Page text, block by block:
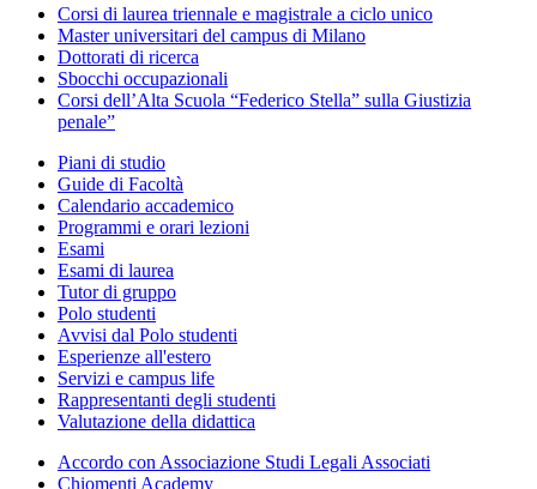
Corsi di laurea triennale e magistrale a ciclo unico
Master universitari del campus di Milano
Dottorati di ricerca
Sbocchi occupazionali
Corsi dell’Alta Scuola “Federico Stella” sulla Giustizia
penale”
Piani di studio
Guide di Facoltà
Calendario accademico
Programmi e orari lezioni
Esami
Esami di laurea
Tutor di gruppo
Polo studenti
Avvisi dal Polo studenti
Esperienze all'estero
Servizi e campus life
Rappresentanti degli studenti
Valutazione della didattica
Accordo con Associazione Studi Legali Associati
Chiomenti Academy